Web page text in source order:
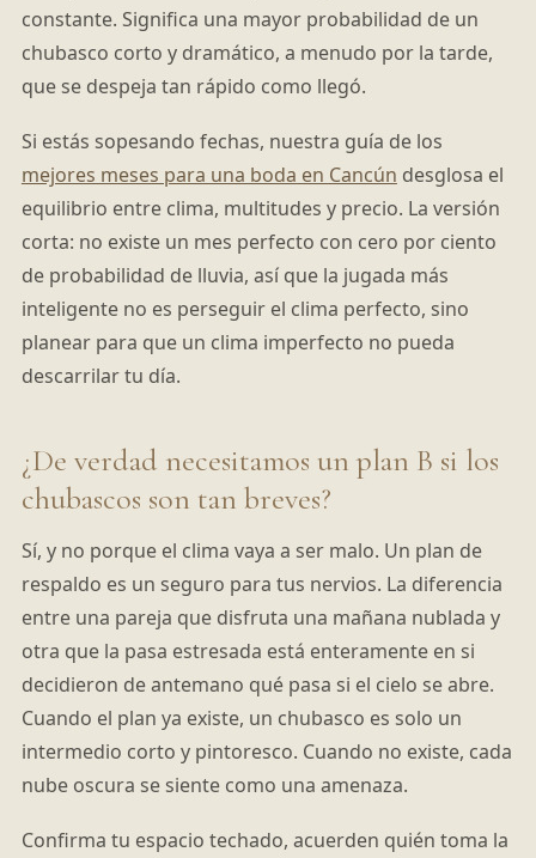
constante. Significa una mayor probabilidad de un
chubasco corto y dramático, a menudo por la tarde,
que se despeja tan rápido como llegó.
Si estás sopesando fechas, nuestra guía de los
mejores meses para una boda en Cancún desglosa el
equilibrio entre clima, multitudes y precio. La versión
corta: no existe un mes perfecto con cero por ciento
de probabilidad de lluvia, así que la jugada más
inteligente no es perseguir el clima perfecto, sino
planear para que un clima imperfecto no pueda
descarrilar tu día.
¿De verdad necesitamos un plan B si los
chubascos son tan breves?
Sí, y no porque el clima vaya a ser malo. Un plan de
respaldo es un seguro para tus nervios. La diferencia
entre una pareja que disfruta una mañana nublada y
otra que la pasa estresada está enteramente en si
decidieron de antemano qué pasa si el cielo se abre.
Cuando el plan ya existe, un chubasco es solo un
intermedio corto y pintoresco. Cuando no existe, cada
nube oscura se siente como una amenaza.
Confirma tu espacio techado, acuerden quién toma la